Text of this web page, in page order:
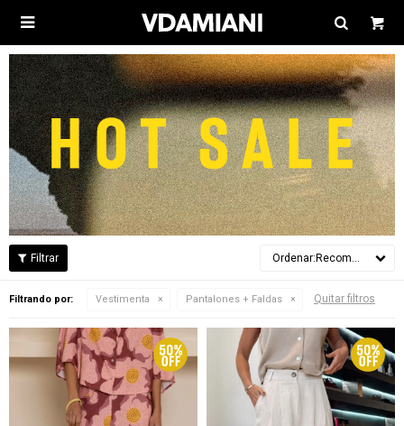

Recomendados
Filtrando por: Vestimenta Pantalones + Faldas Quitar filtros